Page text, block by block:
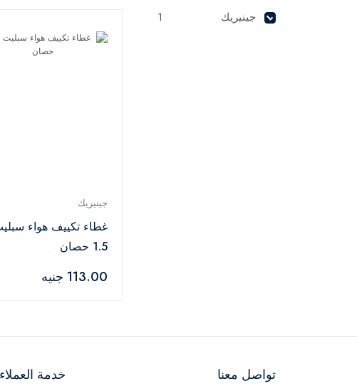
جينيريك 1
جينيريك
غطاء تكييف هواء
1.5 حصان
113.00 جنيه
تواصل معنا خدمة العملاء